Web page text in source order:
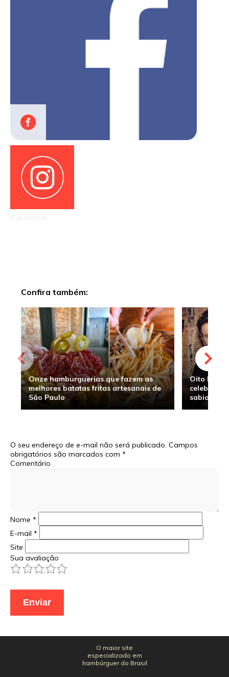
PUBLICIDADE
Confira também:
Onze hamburguerias que fazem as
melhores batatas fritas artesanais de
São Paulo
Oito
sabia
O seu endereço de e-mail não será publicado. Campos
obrigatórios são marcados com *
Comentário
Nome *
E-mail *
Site
Sua avaliação
5
4
3
2
O maior site
especializado em
hambúrguer do Brasil